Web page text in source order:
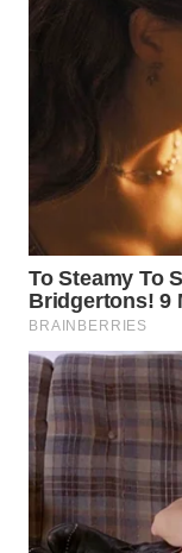
PRIANGAN
TIMUR
SEMARANG
WN
SOLO
WN
BOROBUDUR
WN
MADURA